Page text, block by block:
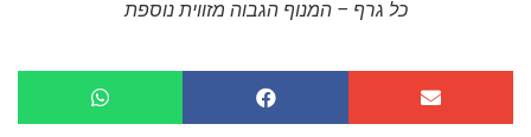
כל גרף – המנוף הגבוה מזווית נוספת